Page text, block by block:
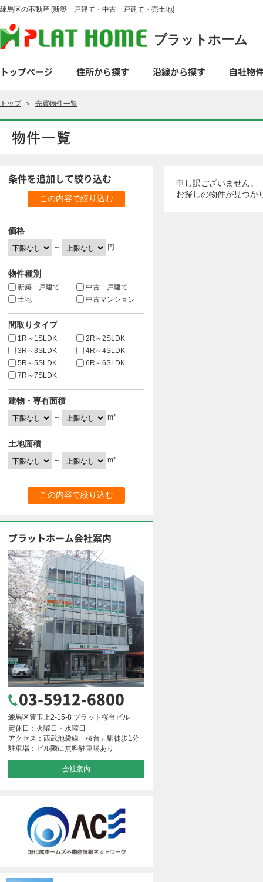
練馬区の不動産 [新築一戸建て・中古一戸建て・売土地]
プラットホーム
トップページ 住所から探す 沿線から探す 自社物
トップ＞ 売買物件一覧
物件一覧
申し訳ございません。
お探しの物件が見つか
条件を追加して絞り込む
価格
～ 円
物件種別
新築一戸建て
中古一戸建て
土地
中古マンション
間取りタイプ
1R～1SLDK
2R～2SLDK
3R～3SLDK
4R～4SLDK
5R～5SLDK
6R～6SLDK
7R～7SLDK
建物・専有面積
～ m²
土地面積
～ m²
プラットホーム会社案内
03-5912-6800
練馬区豊玉上2-15-8 プラット桜台ビル
定休日：火曜日・水曜日
アクセス：西武池袋線「桜台」駅徒歩1分
駐車場：ビル隣に無料駐車場あり
会社案内